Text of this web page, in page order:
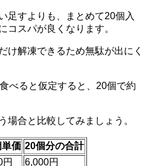
足すよりも、まとめて20個入
コスパが良くなります。
け解凍できるため無駄が出にく
べると仮定すると、20個で約
場合と比較してみましょう。
単価 20個分の合計
円
6,000円